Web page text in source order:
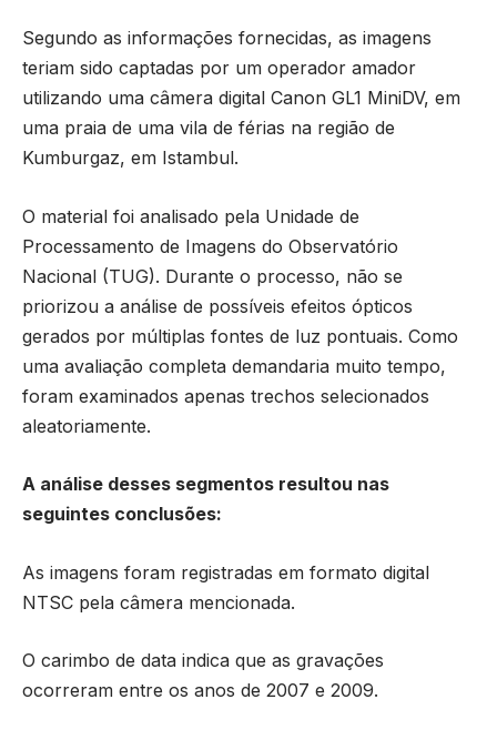
Segundo as informações fornecidas, as imagens
teriam sido captadas por um operador amador
utilizando uma câmera digital Canon GL1 MiniDV, em
uma praia de uma vila de férias na região de
Kumburgaz, em Istambul.
O material foi analisado pela Unidade de
Processamento de Imagens do Observatório
Nacional (TUG). Durante o processo, não se
priorizou a análise de possíveis efeitos ópticos
gerados por múltiplas fontes de luz pontuais. Como
uma avaliação completa demandaria muito tempo,
foram examinados apenas trechos selecionados
aleatoriamente.
A análise desses segmentos resultou nas
seguintes conclusões:
As imagens foram registradas em formato digital
NTSC pela câmera mencionada.
O carimbo de data indica que as gravações
ocorreram entre os anos de 2007 e 2009.